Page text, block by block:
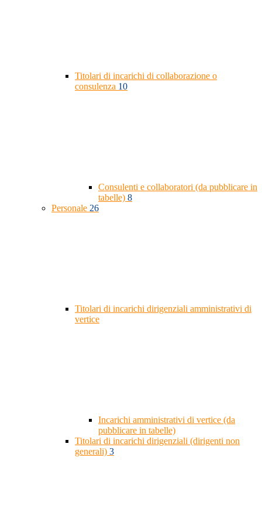
Titolari di incarichi di collaborazione o
consulenza 10
Consulenti e collaboratori (da pubblicare in
tabelle) 8
Personale 26
Titolari di incarichi dirigenziali amministrativi di
vertice
Incarichi amministrativi di vertice (da
pubblicare in tabelle)
Titolari di incarichi dirigenziali (dirigenti non
generali) 3